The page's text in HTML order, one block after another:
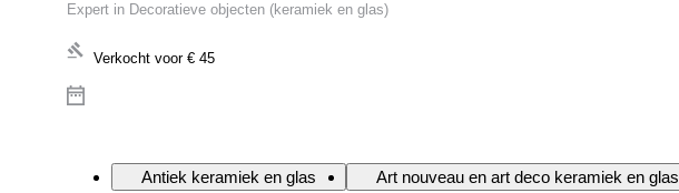
Expert in Decoratieve objecten (keramiek en glas)
Verkocht voor € 45
Antiek keramiek en glas Art nouveau en art deco keramiek en glas